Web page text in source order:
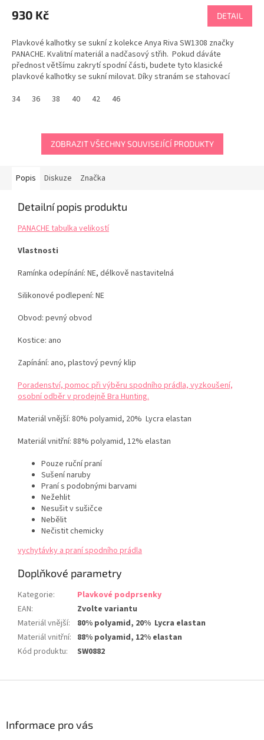
930 Kč DETAIL
Plavkové kalhotky se sukní z kolekce Anya Riva SW1308 značky
PANACHE. Kvalitní materiál a nadčasový střih. Pokud dáváte
přednost většímu zakrytí spodní části, budete tyto klasické
plavkové kalhotky se sukní milovat. Díky stranám se stahovací
34
36 38 40 42 46
ZOBRAZIT VŠECHNY SOUVISEJÍCÍ PRODUKTY
Popis Diskuze Značka
Detailní popis produktu
PANACHE tabulka velikostí
Vlastnosti
Ramínka odepínání: NE, délkově nastavitelná
Silikonové podlepení: NE
Obvod: pevný obvod
Kostice: ano
Zapínání: ano, plastový pevný klip
Poradenství, pomoc při výběru spodního prádla, vyzkoušení,
osobní odběr v prodejně Bra Hunting.
Materiál vnější: 80% polyamid, 20% Lycra elastan
Materiál vnitřní: 88% polyamid, 12% elastan
Pouze ruční praní
Sušení naruby
Praní s podobnými barvami
Nežehlit
Nesušit v sušičce
Nebělit
Nečistit chemicky
vychytávky a praní spodního prádla
Doplňkové parametry
Kategorie:
Plavkové podprsenky
EAN:
Zvolte variantu
Materiál vnější:
80% polyamid, 20% Lycra elastan
Materiál vnitřní: 88% polyamid, 12% elastan
Kód produktu: SW0882
Informace pro vás